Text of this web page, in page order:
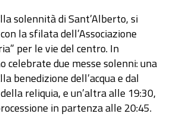
solennità di Sant’Alberto, si
la sfilata dell’Associazione
per le vie del centro. In
celebrate due messe solenni: una
benedizione dell’acqua e dal
reliquia, e un’altra alle 19:30,
in partenza alle 20:45.